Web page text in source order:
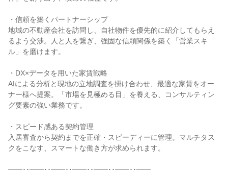
・信頼を築くパートナーシップ
地域の不動産会社を訪問し、自社物件を優先的に紹介してもらえ
るよう交渉。人と人を繋ぎ、強固な信頼関係を築く「営業スキ
ル」を磨けます。
・DX×データを用いた家賃戦略
AIによる分析と現地の立地調査を掛け合わせ、最適な家賃をオー
ナー様へ提案。「市場を見極める目」を養える、コンサルティン
グ要素の強い業務です。
・スピード感ある契約管理
入居審査から契約までを正確・スピーディーに管理。マルチタス
クをこなす、スマートな働き方が求められます。
━━･･━━･･━━･･━━･･━━･･━━･･━━